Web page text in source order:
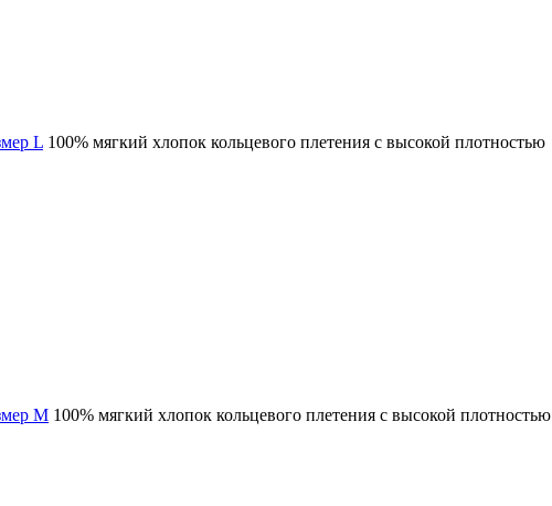
L 100% мягкий хлопок кольцевого плетения с высокой плотностью
M 100% мягкий хлопок кольцевого плетения с высокой плотностью